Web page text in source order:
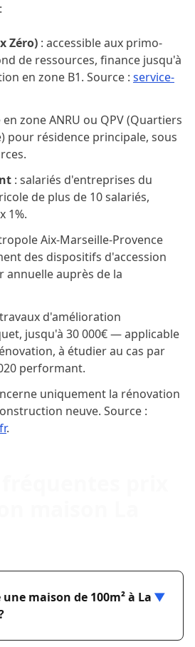
Zéro) : accessible aux primo-
de ressources, finance jusqu'à
en zone B1. Source : service-
zone ANRU ou QPV (Quartiers
pour résidence principale, sous
: salariés d'entreprises du
de plus de 10 salariés,
1%.
Aix-Marseille-Provence
des dispositifs d'accession
annuelle auprès de la
d'amélioration
jusqu'à 30 000€ — applicable
à étudier au cas par
performant.
uniquement la rénovation
neuve. Source :
.
maison de 100m² à La ▼